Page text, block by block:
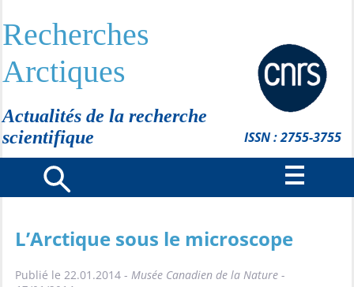
Recherches
Arctiques
Actualités de la recherche
scientifique
ISSN : 2755-3755
L’Arctique sous le microscope
Publié le 22.01.2014 - Musée Canadien de la Nature -